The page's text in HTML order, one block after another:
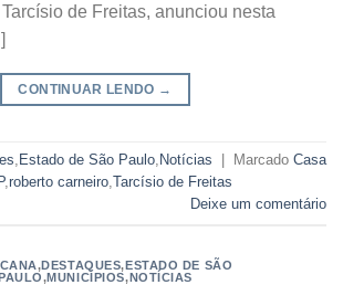
de Freitas, anunciou nesta
CONTINUAR LENDO →
Estado de São Paulo Notícias Marcado Casa
, roberto carneiro Tarcísio de Freitas
Deixe um comentário
,DESTAQUES,ESTADO DE SÃO
,MUNICÍPIOS,NOTÍCIAS